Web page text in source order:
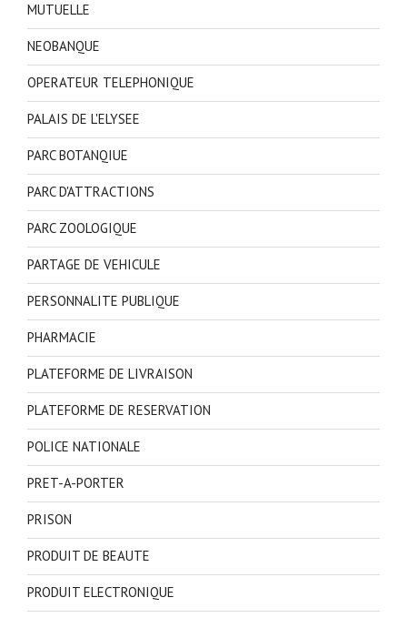
MUTUELLE
NEOBANQUE
OPERATEUR TELEPHONIQUE
PALAIS DE L'ELYSEE
PARC BOTANQIUE
PARC D'ATTRACTIONS
PARC ZOOLOGIQUE
PARTAGE DE VEHICULE
PERSONNALITE PUBLIQUE
PHARMACIE
PLATEFORME DE LIVRAISON
PLATEFORME DE RESERVATION
POLICE NATIONALE
PRET-A-PORTER
PRISON
PRODUIT DE BEAUTE
PRODUIT ELECTRONIQUE